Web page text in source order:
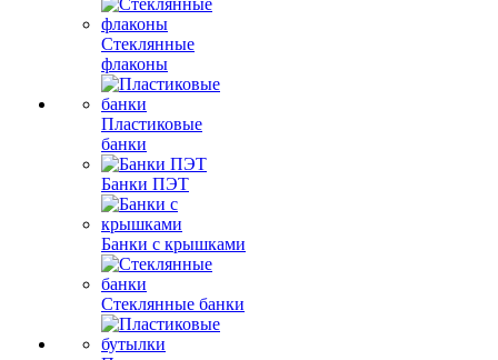
Стеклянные
флаконы
Пластиковые
банки
Банки ПЭТ
Банки с крышками
Стеклянные банки